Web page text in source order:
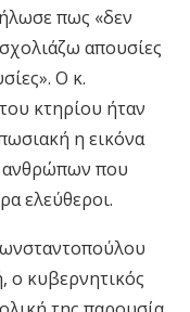
πως «δεν
απουσίες
Ο κ.
κτηρίου ήταν
η εικόνα
ανθρώπων που
ελεύθεροι.
ο κυβερνητικός